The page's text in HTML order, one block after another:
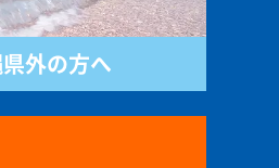
外の方へ